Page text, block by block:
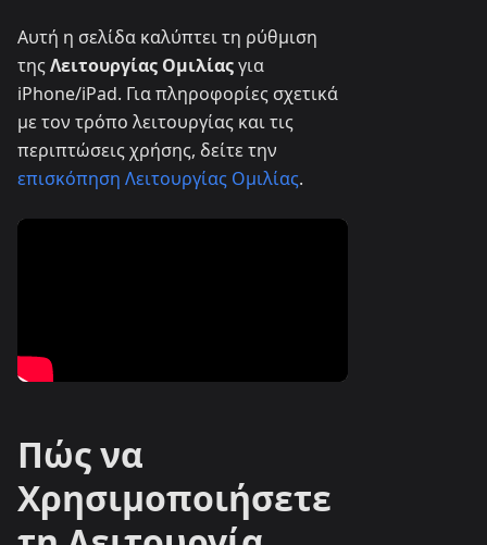
Αυτή η σελίδα καλύπτει τη ρύθμιση
τηςΛειτουργίας Ομιλίαςγια
iPhone/iPad. Για πληροφορίες σχετικά
με τον τρόπο λειτουργίας και τις
περιπτώσεις χρήσης, δείτε την
επισκόπηση Λειτουργίας Ομιλίας.
Πώς να
Χρησιμοποιήσετε